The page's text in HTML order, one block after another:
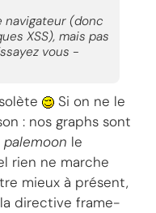
(donc
XSS), mais pas
vous -
Si on ne le
: nos graphs sont
palemoon le
rien ne marche
mieux à présent,
directive frame-